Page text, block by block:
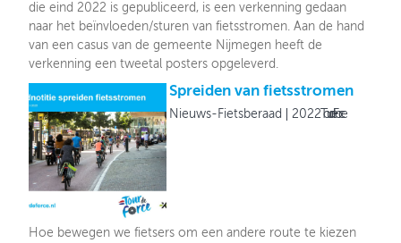
die eind 2022 is gepubliceerd, is een verkenning gedaan
naar het beïnvloeden/sturen van fietsstromen. Aan de hand
van een casus van de gemeente Nijmegen heeft de
verkenning een tweetal posters opgeleverd.
Spreiden van fietsstromen
Nieuws-Fietsberaad 2022 Tour de Force
Hoe bewegen we fietsers om een andere route te kiezen